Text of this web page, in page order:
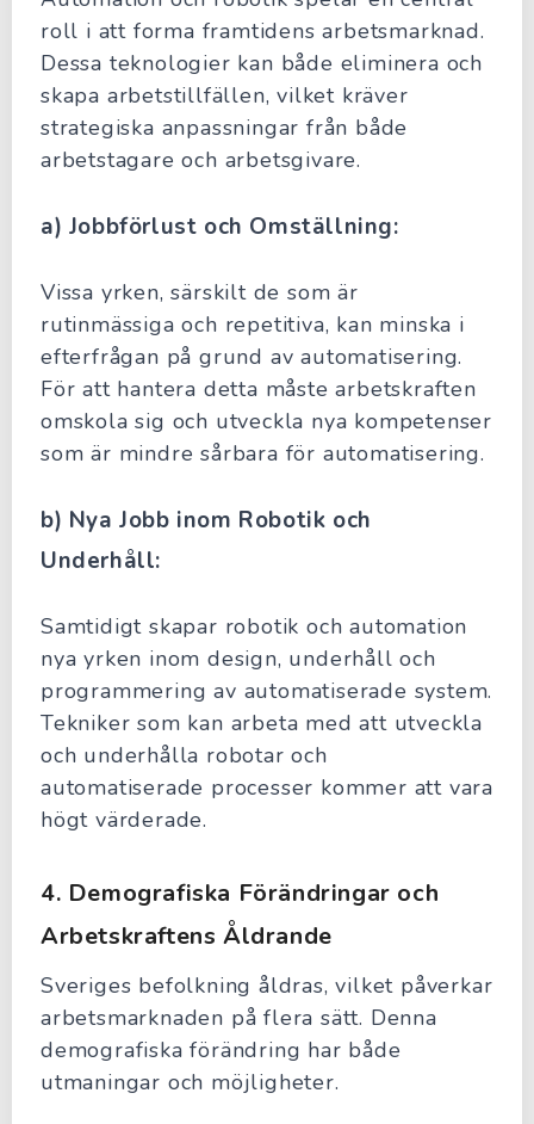
roll i att forma framtidens arbetsmarknad.
Dessa teknologier kan både eliminera och
skapa arbetstillfällen, vilket kräver
strategiska anpassningar från både
arbetstagare och arbetsgivare.
a) Jobbförlust och Omställning:
Vissa yrken, särskilt de som är
rutinmässiga och repetitiva, kan minska i
efterfrågan på grund av automatisering.
För att hantera detta måste arbetskraften
omskola sig och utveckla nya kompetenser
som är mindre sårbara för automatisering.
b) Nya Jobb inom Robotik och
Underhåll:
Samtidigt skapar robotik och automation
nya yrken inom design, underhåll och
programmering av automatiserade system.
Tekniker som kan arbeta med att utveckla
och underhålla robotar och
automatiserade processer kommer att vara
högt värderade.
4. Demografiska Förändringar och
Arbetskraftens Åldrande
Sveriges befolkning åldras, vilket påverkar
arbetsmarknaden på flera sätt. Denna
demografiska förändring har både
utmaningar och möjligheter.